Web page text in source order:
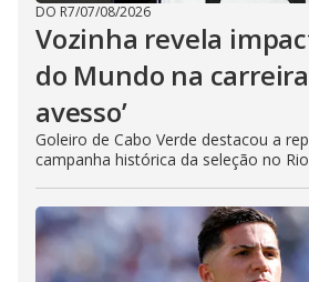
DO R7/07/08/2026
Vozinha revela
do Mundo na
avesso’
Goleiro de Cabo Verde destacou a
campanha histórica da seleção no